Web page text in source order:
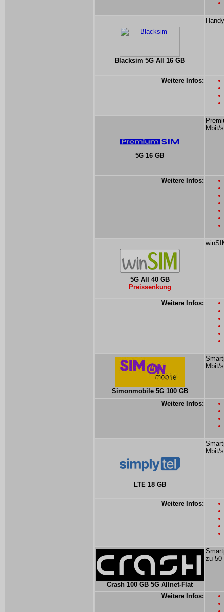
Blacksim 5G All 16 GB
Weitere Infos:
5G 16 GB
Mbit/s
Weitere Infos:
5G All 40 GB
Preissenkung
Weitere Infos:
Simonmobile 5G 100 GB
Mbit/s
Weitere Infos:
LTE 18 GB
Mbit/s
Weitere Infos:
Crash 100 GB 5G Allnet-Flat
zu 50
Weitere Infos: